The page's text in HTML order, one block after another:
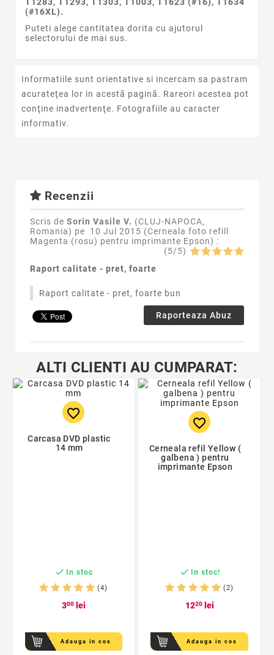
(#16XL).
Puteti alege cantitatea dorita cu ajutorul
selectorului de mai sus.
Informatiile sunt orientative si incercam sa pastram
acurateţea lor in acestă pagină. Rareori acestea pot
conţine inadvertenţe. Fotografiile au caracter
informativ.
Recenzii
Scris de Sorin Vasile V. (CLUJ-NAPOCA,
Romania) pe 10 Jul 2015 (Cerneala foto refill
Magenta (rosu) pentru imprimante Epson) :
(5/5)
Raport calitate - pret, foarte
Raport calitate - pret, foarte bun
Raporteaza Abuz
ALTI CLIENTI AU CUMPARAT:
favorite_border
Carcasa DVD plastic
14 mm
 In stoc
(4)
300lei
Adauga in cos
favorite_border
Cerneala refil Yellow (
galbena ) pentru
imprimante Epson
 In stoc!
(2)
1220lei
Adauga in cos